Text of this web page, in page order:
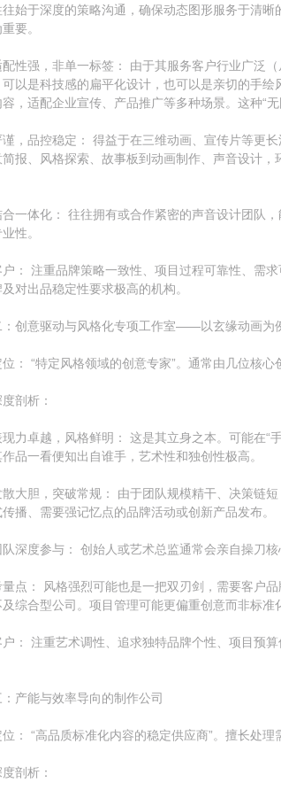
始于深度的策略沟通，确保动态图形服务于清
要。
配性强，非单一标签： 由于其服务客户行业广泛
以是科技感的扁平化设计，也可以是亲切的手
，适配企业宣传、产品推广等多种场景。这种“
，品控稳定： 得益于在三维动画、宣传片等更
简报、风格探索、故事板到动画制作、声音设计
一体化： 往往拥有或合作紧密的声音设计团队
性。
： 注重品牌策略一致性、项目过程可靠性、需
对出品稳定性要求极高的机构。
：创意驱动与风格化专项工作室——以玄缘动画为
： “特定风格领域的创意专家”。通常由几位核
剖析：
力卓越，风格鲜明： 这是其立身之本。可能在“
品一看便知出自谁手，艺术性和独创性极高。
大胆，突破常规： 由于团队规模精干、决策链
播、需要强记忆点的品牌活动或创新产品发布。
深度参与： 创始人或艺术总监通常会亲自操刀
点： 风格强烈可能也是一把双刃剑，需要客户
综合型公司。项目管理可能更偏重创意而非标准
： 注重艺术调性、追求独特品牌个性、项目预
：产能与效率导向的制作公司
： “高品质标准化内容的稳定供应商”。擅长处
剖析：